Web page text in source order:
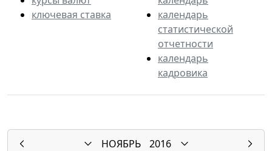
ключевая ставка
календарь
статистической
отчетности
календарь
кадровика
НОЯБРЬ
2016